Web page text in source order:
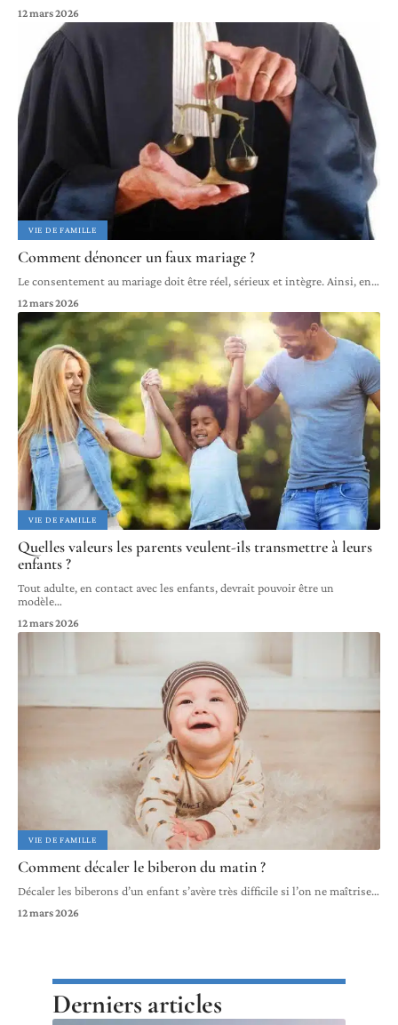
12 mars 2026
VIE DE FAMILLE
Comment dénoncer un faux mariage ?
Le consentement au mariage doit être réel, sérieux et intègre. Ainsi, en…
12 mars 2026
VIE DE FAMILLE
Quelles valeurs les parents veulent-ils transmettre à leurs
enfants ?
Tout adulte, en contact avec les enfants, devrait pouvoir être un
modèle…
12 mars 2026
VIE DE FAMILLE
Comment décaler le biberon du matin ?
Décaler les biberons d’un enfant s’avère très difficile si l’on ne maîtrise…
12 mars 2026
Derniers articles